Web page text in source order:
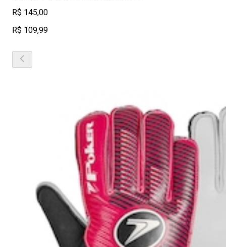
R$ 145,00
R$ 109,99